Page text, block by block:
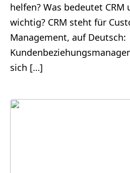
helfen? Was bedeutet
wichtig? CRM steht für
Management, auf Deutsch:
sich […]